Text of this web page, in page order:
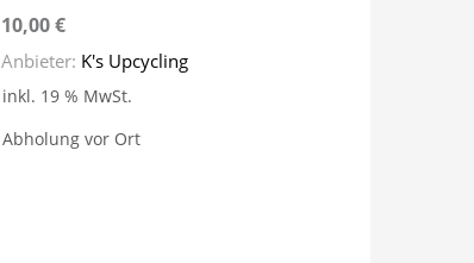
10,00€
Anbieter: K's Upcycling
inkl. 19 % MwSt.
Abholung vor Ort